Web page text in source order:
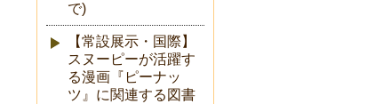
で)
【常設展示・国際】
スヌーピーが活躍す
る漫画『ピーナッ
ツ』に関連する図書